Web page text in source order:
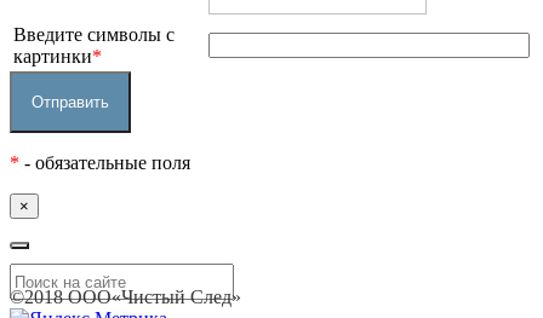
Введите символы с
картинки*
* - обязательные поля
×
©2018 ООО«Чистый След»